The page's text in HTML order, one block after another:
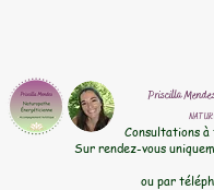
​Priscilla
​Consultations à
Sur rendez-vous
ou par